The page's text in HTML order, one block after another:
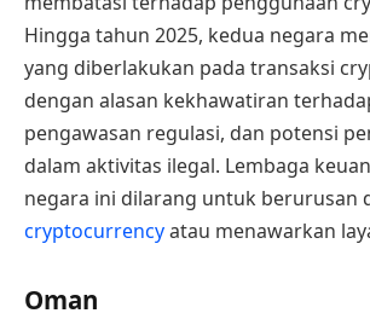
Hingga tahun 2025, kedua negara
yang diberlakukan pada transaksi
dengan alasan kekhawatiran
pengawasan regulasi, dan potensi
dalam aktivitas ilegal. Lembaga
negara ini dilarang untuk berurusan
cryptocurrencyatau menawarkan
Oman